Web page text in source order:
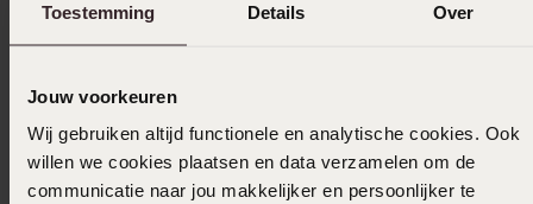
Toestemming Details Over
Jouw voorkeuren
Wij gebruiken altijd functionele en analytische cookies. Ook
willen we cookies plaatsen en data verzamelen om de
communicatie naar jou makkelijker en persoonlijker te
Selecteer maat & bestel
Ook leuk voor jou